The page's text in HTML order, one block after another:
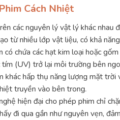
Cách Nhiệt
các nguyên lý vật lý khác nhau
từ nhiều lớp vật liệu, có khả
chứa các hạt kim loại hoặc
(UV) trở lại môi trường bên
hấp thụ năng lượng mặt trời
truyền vào bên trong.
hiện đại cho phép phim chỉ
đi qua gần như nguyên vẹn,